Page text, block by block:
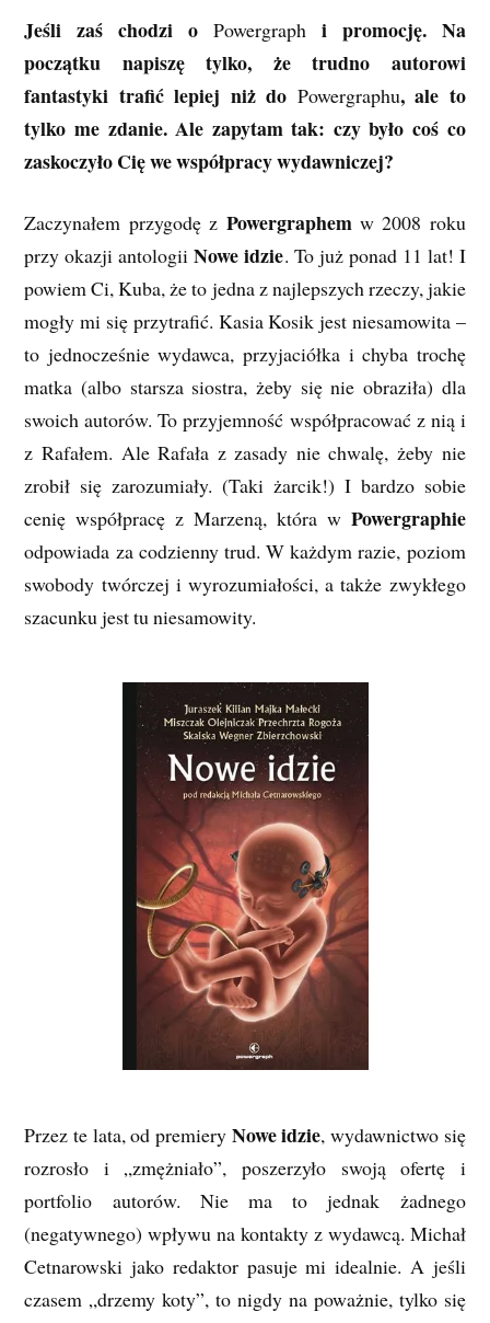
Jeśli zaś chodzi o Powergraph i promocję. Na
początku napiszę tylko, że trudno autorowi
fantastyki trafić lepiej niż do Powergraphu, ale to
tylko me zdanie. Ale zapytam tak: czy było coś co
zaskoczyło Cię we współpracy wydawniczej?
Zaczynałem przygodę z Powergraphemw 2008 roku
przy okazji antologiiNowe idzie. To już ponad 11 lat! I
powiem Ci, Kuba, że to jedna z najlepszych rzeczy, jakie
mogły mi się przytrafić. Kasia Kosik jest niesamowita –
to jednocześnie wydawca, przyjaciółka i chyba trochę
matka (albo starsza siostra, żeby się nie obraziła) dla
swoich autorów. To przyjemność współpracować z nią i
z Rafałem. Ale Rafała z zasady nie chwalę, żeby nie
zrobił się zarozumiały. (Taki żarcik!) I bardzo sobie
cenię współpracę z Marzeną, która w Powergraphie
odpowiada za codzienny trud. W każdym razie, poziom
swobody twórczej i wyrozumiałości, a także zwykłego
szacunku jest tu niesamowity.
Przez te lata, od premiery Nowe idzie, wydawnictwo się
rozrosło i „zmężniało”, poszerzyło swoją ofertę i
portfolio autorów. Nie ma to jednak żadnego
(negatywnego) wpływu na kontakty z wydawcą. Michał
Cetnarowski jako redaktor pasuje mi idealnie. A jeśli
czasem „drzemy koty”, to nigdy na poważnie, tylko się